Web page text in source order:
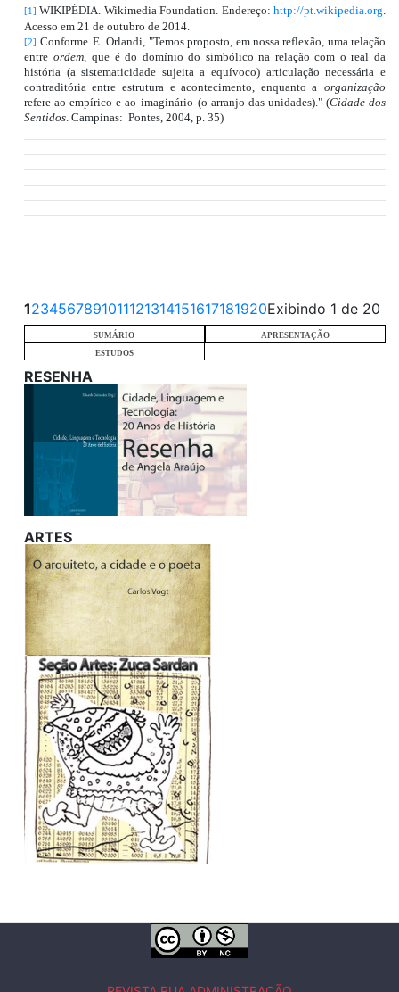
[1] WIKIPÉDIA. Wikimedia Foundation. Endereço: http://pt.wikipedia.org
Acesso em 21 de outubro de 2014.
[2] Conforme E. Orlandi "Temos proposto, em nossa reflexão, uma relação
entre ordem , que é do domínio do simbólico na relação com o real da
história (a sistematicidade sujeita a equívoco) articulação necessária e
contraditória entre estrutura e acontecimento, enquanto a
organização
refere ao empírico e ao imaginário (o arranjo das unidades)." (Cidade dos
Sentidos. Campinas: Pontes, 2004, p. 35)
1234567891011121314151617181920Exibindo 1 de 20
SUMÁRIO
APRESENTAÇÃO
ESTUDOS
RESENHA
ARTES